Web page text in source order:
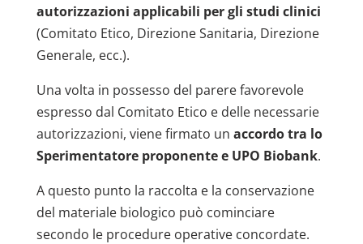
autorizzazioni applicabili per gli studi clinici
(Comitato Etico, Direzione Sanitaria, Direzione
Generale, ecc.).
Una volta in possesso del parere favorevole
espresso dal Comitato Etico e delle necessarie
autorizzazioni, viene firmato un accordo tra lo
Sperimentatore proponente e UPO Biobank.
A questo punto la raccolta e la conservazione
del materiale biologico può cominciare
secondo le procedure operative concordate.